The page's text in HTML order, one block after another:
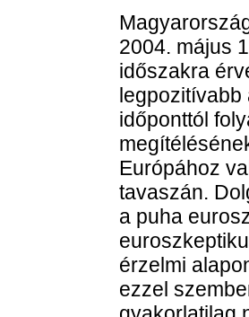
2004. május
időszakra
időponttól
Európához
tavaszán.
a puha
érzelmi
ezzel